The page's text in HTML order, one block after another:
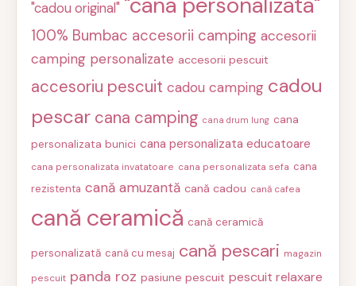
"cadou original"
100% Bumbac accesorii camping accesorii
camping personalizate accesorii pescuit
accesoriu pescuit cadou camping cadou
pescar cana camping cana drum lung cana
personalizata bunici cana personalizata educatoare
cana personalizata invatatoare cana personalizata sefa cana
rezistenta cană amuzantă cană cadou cană cafea
cană ceramică cană ceramică
personalizată cană cu mesaj cană pescari magazin
pescuit panda roz pasiune pescuit pescuit relaxare